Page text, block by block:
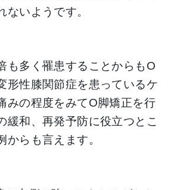
ないようです。
も多く罹患することからもO
形性膝関節症を患っているケ
みの程度をみてO脚矯正を行
緩和、再発予防に役立つとこ
からも言えます。